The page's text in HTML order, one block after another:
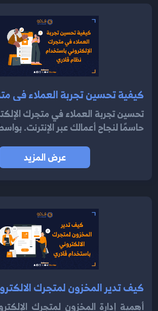
تحسين تجربة العملاء في متجرك
حاسمًا لنجاح أعمالك عبر الإنترنت.
عرض المزيد
أهمية إدارة المخزون لمتجرك